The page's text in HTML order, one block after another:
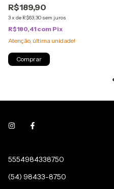
R$189,90
3x de R$63,30 sem juros
R$180,41 com Pix
Atenção, última unidade!
Comprar
5554984338750
(54) 98433-8750